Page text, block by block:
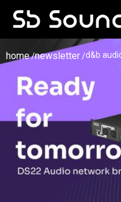
home/newsletter /d&b